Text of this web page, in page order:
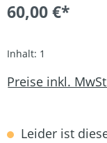
60,00 €*
Inhalt: 1
Preise inkl.
Leider ist